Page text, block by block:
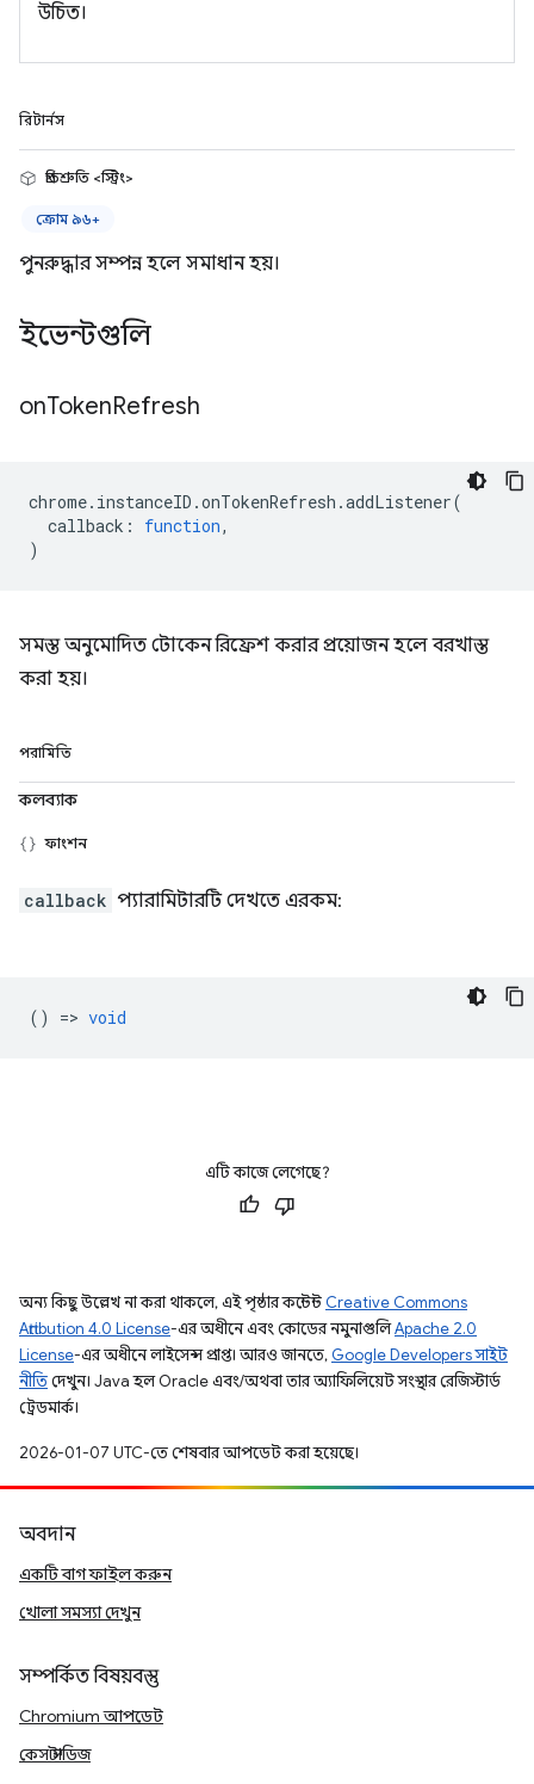
উচিত।
রিটার্নস
প্রতিশ্রুতি <স্ট্রিং>
ক্রোম ৯৬+
পুনরুদ্ধার সম্পন্ন হলে সমাধান হয়।
ইভেন্টগুলি
onTokenRefresh
chrome. instanceID .onTokenRefresh .addListener(
callback : function,
)
সমস্ত অনুমোদিত টোকেন রিফ্রেশ করার প্রয়োজন হলে বরখাস্ত
করা হয়।
পরামিতি
কলব্যাক
ফাংশন
callback প্যারামিটারটি দেখতে এরকম:
() => void
এটি কাজে লেগেছে?
অন্য কিছু উল্লেখ না করা থাকলে, এই পৃষ্ঠার কন্টেন্ট Creative Commons
Attribution 4.0 License-এর অধীনে এবং কোডের নমুনাগুলিApache 2.0
License-এর অধীনে লাইসেন্স প্রাপ্ত। আরও জানতে, Google Developers সাইট
নীতিদেখুন। Java হল Oracle এবং/অথবা তার অ্যাফিলিয়েট সংস্থার রেজিস্টার্ড
ট্রেডমার্ক।
2026-01-07 UTC-তে শেষবার আপডেট করা হয়েছে।
অবদান
একটি বাগ ফাইল করুন
খোলা সমস্যা দেখুন
সম্পর্কিত বিষয়বস্তু
Chromium আপডেট
কেস স্টাডিজ